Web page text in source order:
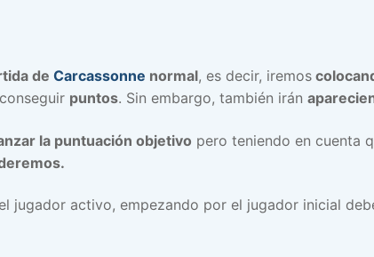
de Carcassonne normal, es decir, iremos
puntos. Sin embargo, también irán
la puntuación objetivo pero teniendo en cuenta
jugador activo, empezando por el jugador inicial